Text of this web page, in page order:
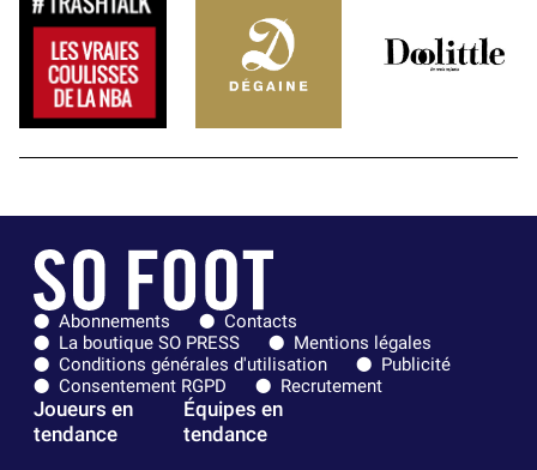
Abonnements
Contacts
La boutique SO PRESS
Mentions légales
Conditions générales d'utilisation
Publicité
Consentement RGPD
Recrutement
Joueurs en
tendance
Équipes en
tendance